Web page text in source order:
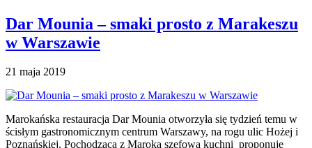
Dar Mounia – smaki prosto z Marakeszu
w Warszawie
21 maja 2019
Marokańska restauracja Dar Mounia otworzyła się tydzień temu w
ścisłym gastronomicznym centrum Warszawy, na rogu ulic Hożej i
Poznańskiej. Pochodząca z Maroka szefowa kuchni proponuje